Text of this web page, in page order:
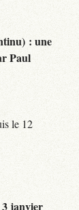
: une
Paul
le 12
3 janvier